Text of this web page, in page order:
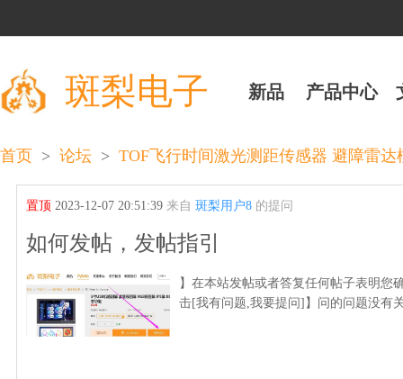
斑梨电子 新品 产品中心
首页 > 论坛 > TOF飞行时间激光测距传感器 避障雷
置顶2023-12-07 20:51:39 来自斑梨用户8 的提问
如何发帖，发帖指引
】在本站发帖或者答复任何帖子表明您
击[我有问题,我要提问]】问的问题没有